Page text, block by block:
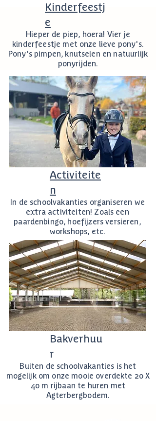
Kinderfeestj
e
Hieper de piep, hoera! Vier je
kinderfeestje met onze lieve pony's.
Pony's pimpen, knutselen en natuurlijk
ponyrijden.
Activiteite
n
In de schoolvakanties organiseren we
extra activiteiten! Zoals een
paardenbingo, hoefijzers versieren,
workshops, etc.
Bakverhuu
r
Buiten de schoolvakanties is het
mogelijk om onze mooie overdekte 20 X
40 m rijbaan te huren met
Agterbergbodem.